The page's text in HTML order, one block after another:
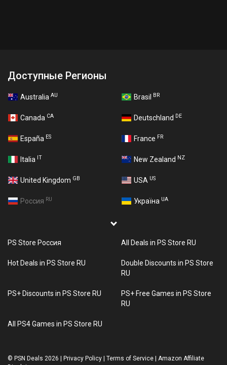
Доступные Регионы
Australia AU Brasil BR
Canada CA Deutschland DE
España ES France FR
Italia IT New Zealand NZ
United Kingdom GB USA US
Россия RU Україна UA
PS Store Россия All Deals in PS Store RU
Hot Deals in PS Store RU
Double Discounts in PS Store
RU
PS+ Discounts in PS Store RU
PS+ Free Games in PS Store
RU
All PS4 Games in PS Store RU
© PSN Deals 2026 Privacy Policy Terms of Service
Amazon Affiliate